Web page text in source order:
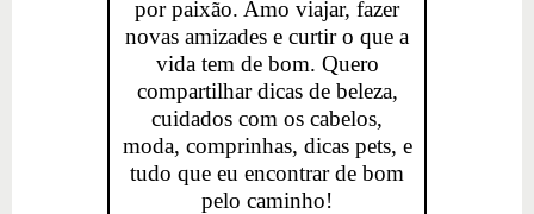
por paixão. Amo viajar, fazer
novas amizades e curtir o que a
vida tem de bom. Quero
compartilhar dicas de beleza,
cuidados com os cabelos,
moda, comprinhas, dicas pets, e
tudo que eu encontrar de bom
pelo caminho!